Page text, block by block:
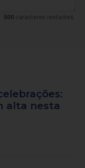
500caracteres restantes.
alta nesta